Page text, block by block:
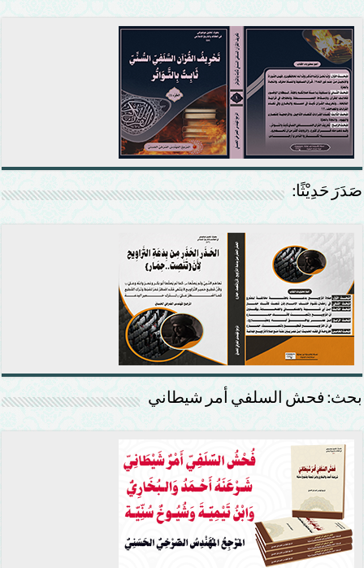
صَدَرَ حَدِيْثًا:
بحث: فحش السلفي أمر شيطاني